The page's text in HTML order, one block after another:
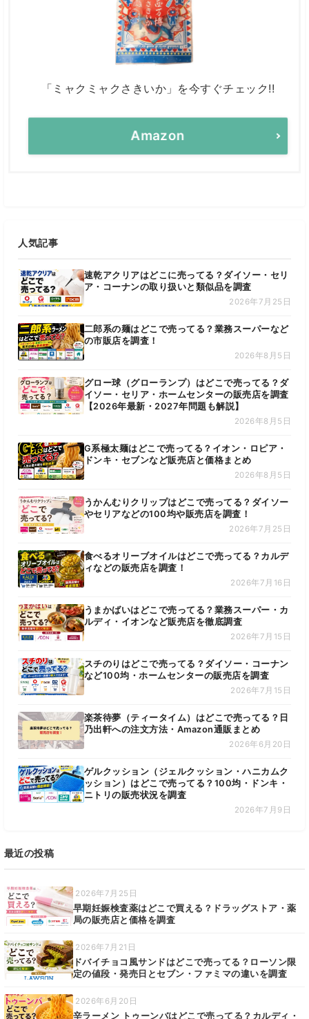
「ミャクミャクさきいか」を今すぐチェック!!
Amazon
人気記事
速乾アクリアはどこに売ってる？ダイソー・セリ
ア・コーナンの取り扱いと類似品を調査
2026年7月25日
二郎系の麺はどこで売ってる？業務スーパーなど
の市販店を調査！
2026年8月5日
グロー球（グローランプ）はどこで売ってる？ダ
イソー・セリア・ホームセンターの販売店を調査
【2026年最新・2027年問題も解説】
2026年8月5日
G系極太麺はどこで売ってる？イオン・ロピア・
ドンキ・セブンなど販売店と価格まとめ
2026年8月5日
うかんむりクリップはどこで売ってる？ダイソー
やセリアなどの100均や販売店を調査！
2026年7月25日
食べるオリーブオイルはどこで売ってる？カルデ
ィなどの販売店を調査！
2026年7月16日
うまかばいはどこで売ってる？業務スーパー・カ
ルディ・イオンなど販売店を徹底調査
2026年7月15日
スチのりはどこで売ってる？ダイソー・コーナン
など100均・ホームセンターの販売店を調査
2026年7月15日
楽茶待夢（ティータイム）はどこで売ってる？日
乃出軒への注文方法・Amazon通販まとめ
2026年6月20日
ゲルクッション（ジェルクッション・ハニカムク
ッション）はどこで売ってる？100均・ドンキ・
ニトリの販売状況を調査
2026年7月9日
最近の投稿
2026年7月25日
早期妊娠検査薬はどこで買える？ドラッグストア・薬
局の販売店と価格を調査
2026年7月21日
ドバイチョコ風サンドはどこで売ってる？ローソン限
定の値段・発売日とセブン・ファミマの違いを調査
2026年6月20日
辛ラーメン トゥーンバはどこで売ってる？カルディ・